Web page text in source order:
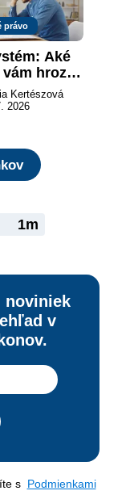
právo
Aké
hrozia
Kertészová
2026
1m
noviniek
v
s Podmienkami